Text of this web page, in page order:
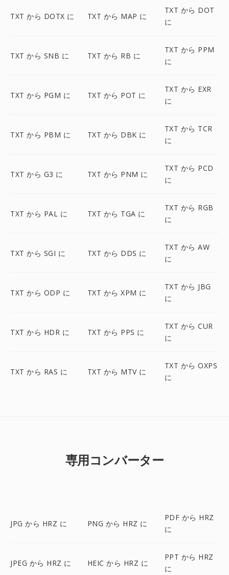
TXT から DOTX に TXT から MAP に
TXT から DOT
に
TXT から SNB に TXT から RB に
TXT から PPM
に
TXT から PGM に TXT から POT に
TXT から EXR
に
TXT から PBM に TXT から DBK に
TXT から TCR
に
TXT から G3 に TXT から PNM に
TXT から PCD
に
TXT から PAL に TXT から TGA に
TXT から RGB
に
TXT から SGI に TXT から DDS に
TXT から AW
に
TXT から ODP に TXT から XPM に
TXT から JBG
に
TXT から HDR に TXT から PPS に
TXT から CUR
に
TXT から RAS に TXT から MTV に
TXT から OXPS
に
専用コンバーター
JPG から HRZ に PNG から HRZ に
PDF から HRZ
に
JPEG から HRZ に HEIC から HRZ に
PPT から HRZ
に